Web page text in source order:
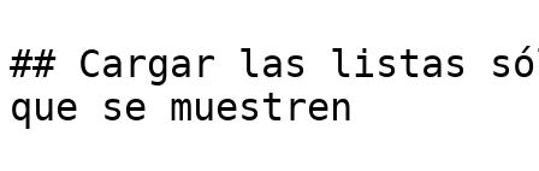
## Cargar las listas
que se muestren